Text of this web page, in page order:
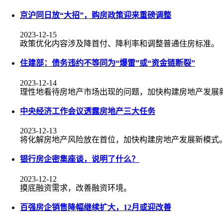
京沪同日放“大招”，购房政策迎来重磅调整
2023-12-15
政策优化内容涉及降首付、降利率和调整普通住房标准。
住建部：债务违约不等同为“爆雷”或“资金链断裂”
2023-12-14
理性地看待房地产市场出现的问题，加快构建房地产发展
中央经济工作会议透露房地产三大任务
2023-12-13
将化解房地产风险放在首位，加快构建房地产发展新模式。
银行房企密集座谈，说明了什么？
2023-12-12
摸底融资需求，改善融资环境。
百强房企销售降幅继续扩大，12月或迎改善